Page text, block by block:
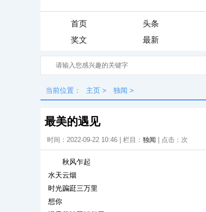
首页 头条
奖文
最新
当前位置： 主页 > 独闻 >
最美的遇见
时间：2022-09-22 10:46 | 栏目： 独闻 | 点击： 次
秋风乍起
水天云烟
时光蹁跹三万里
想你